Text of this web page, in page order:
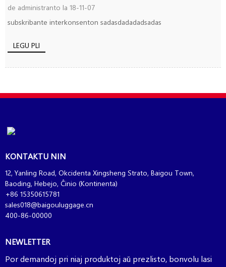
de administranto la 18-11-07
subskribante interkonsenton sadasdadadadsadas
LEGU PLI
KONTAKTU NIN
12, Yanling Road, Okcidenta Xingsheng Strato, Baigou Town,
Baoding, Hebejo, Ĉinio (Kontinenta)
+86 15350615781
sales018@baigouluggage.cn
400-86-00000
NEWLETTER
Por demandoj pri niaj produktoj aŭ prezlisto, bonvolu lasi